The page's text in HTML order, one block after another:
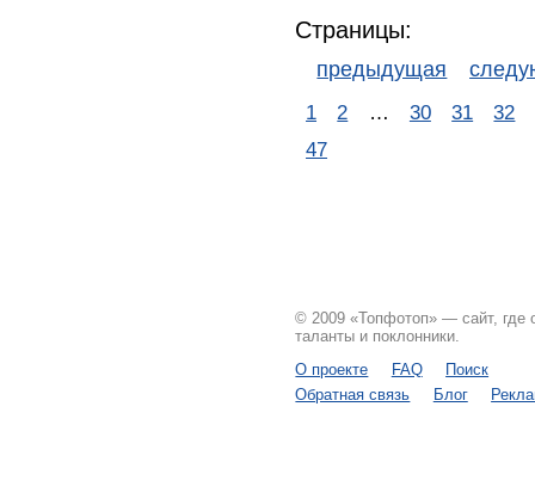
Страницы:
предыдущая
1 2 … 30 31
32
47
© 2009 «Топфотоп» — сайт, где
таланты и поклонники.
О проекте
FAQ
Поиск
Обратная связь
Блог